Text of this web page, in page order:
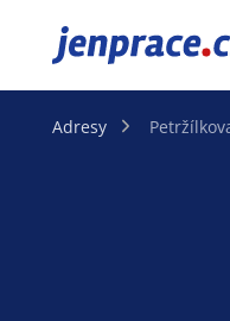
JenPráce.cz
Adresy